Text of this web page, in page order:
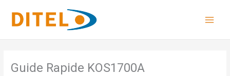
contenu
Guide Rapide KOS1700A